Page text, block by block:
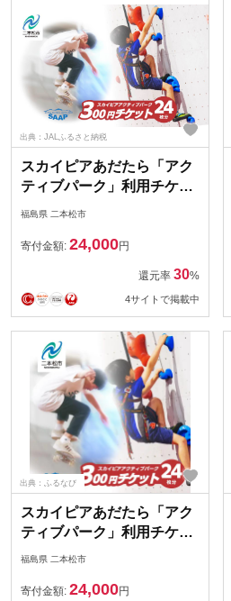
出典：JALふるさと納税
スカイピアあだたら「アク
ティブパーク」利用チケッ
ト 300円×24枚分 チャンス
ケートボード スポーツクラ
イミング スラックライン
屋内スポーツ おすすめ お
中元 お歳暮 ギフト 二本松
料【一般社団法人F-
WORLD】
福島県 二本松市
寄付金額: 24,000円
還元率30%
4サイトで掲載中
出典：ふるなび
スカイピアあだたら「アク
ティブパーク」利用チケッ
ト 300円×24枚分【一般社
福島県 二本松市
寄付金額: 24,000円